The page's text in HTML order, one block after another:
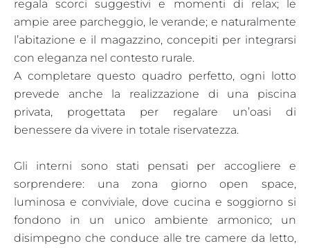
regala scorci suggestivi e momenti di relax; le
ampie aree parcheggio, le verande; e naturalmente
l’abitazione e il magazzino, concepiti per integrarsi
con eleganza nel contesto rurale.
A completare questo quadro perfetto, ogni lotto
prevede anche la realizzazione di una piscina
privata, progettata per regalare un’oasi di
benessere da vivere in totale riservatezza.
Gli interni sono stati pensati per accogliere e
sorprendere: una zona giorno open space,
luminosa e conviviale, dove cucina e soggiorno si
fondono in un unico ambiente armonico; un
disimpegno che conduce alle tre camere da letto,